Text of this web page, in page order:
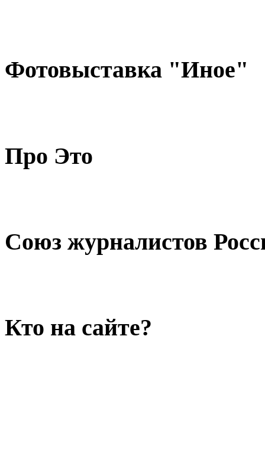
Фотовыставка "Иное"
Про Это
Союз журналистов
Кто на сайте?